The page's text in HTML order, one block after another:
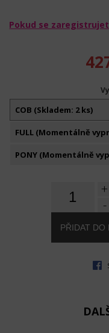
Pokud se
COB (Skladem: 2 ks)
FULL (Momentálně
PONY (Momentálně
+
-